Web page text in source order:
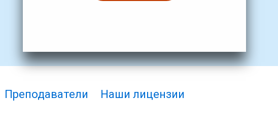
Преподаватели
Наши лицензии